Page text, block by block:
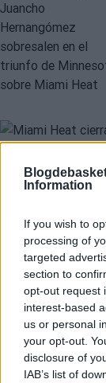
Information
If you wish to
processing of
targeted
section to
opt-out request
interest-based
us or personal
your opt-out.
disclosure of
IAB’s list of